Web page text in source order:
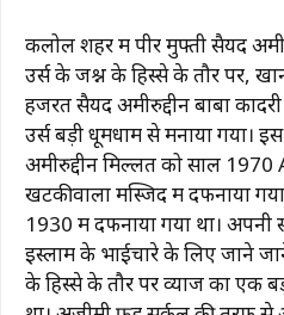
कलोल शहर में पीर मुफ्ती सैयद
उर्स के जश्न के हिस्से के तौर पर,
हजरत सैयद अमीरुद्दीन बाबा
उर्स बड़ी धूमधाम से मनाया गया।
अमीरुद्दीन मिल्लत को साल 1970
खटकीवाला मस्जिद में दफनाया
1930 में दफनाया गया था। अपनी
इस्लाम के भाईचारे के लिए जाने
के हिस्से के तौर पर व्याज का एक